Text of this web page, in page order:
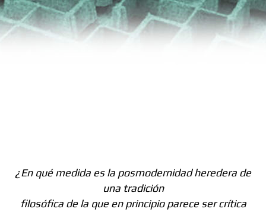
¿En qué medida es la posmodernidad heredera de
una tradición
filosófica de la que en principio parece ser crítica